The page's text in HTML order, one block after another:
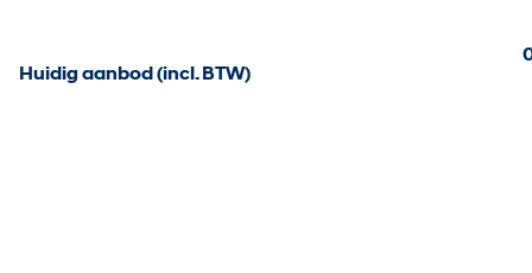
Huidig aanbod (incl. BTW)